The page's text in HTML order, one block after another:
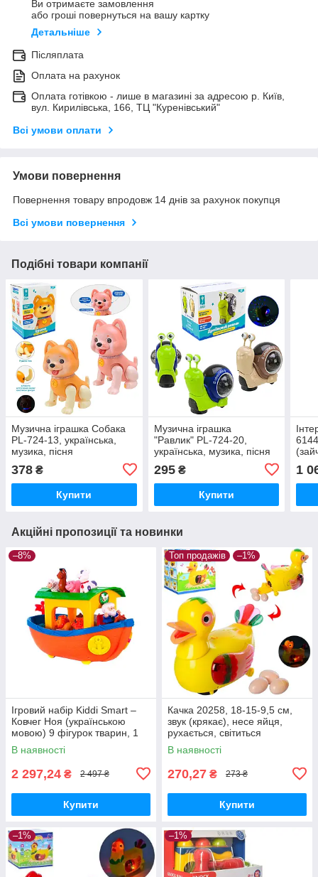
Ви отримаєте замовлення
або гроші повернуться на вашу картку
Детальніше
Післяплата
Оплата на рахунок
Оплата готівкою - лише в магазині за адресою р. Київ,
вул. Кирилівська, 166, ТЦ "Куренівський"
Всі умови оплати
Умови повернення
Повернення товару впродовж 14 днів за рахунок покупця
Всі умови повернення
Подібні товари компанії
Музична іграшка Собака
PL-724-13, українська,
музика, пісня
378 ₴
Купити
Музична іграшка
"Равлик" PL-724-20,
українська, музика, пісня
295₴
Купити
1
Акційні пропозиції та новинки
–8%
Ігровий набір Kiddi Smart –
Ковчег Ноя (українською
мовою) 9 фігурок тварин, 1
фігурка Ноя (063404)
В наявності
2 297,24 ₴ 2 497 ₴
Купити
Топ продажів –1%
Качка 20258, 18-15-9,5 см,
звук (крякає), несе яйця,
рухається, світиться
В наявності
270,27 ₴ 273 ₴
Купити
–1% –1%